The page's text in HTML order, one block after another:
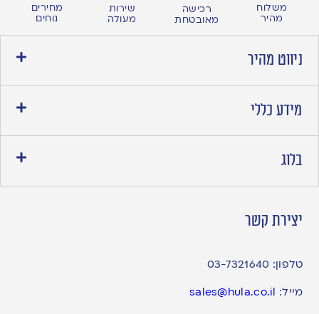
משלוח
מהיר
רכישה
מאובטחת
שירות
מעולה
מחירים
נוחים
ניווט מהיר
מידע כללי
בלוג
יצירת קשר
טלפון: 03-7321640
מייל: sales@hula.co.il